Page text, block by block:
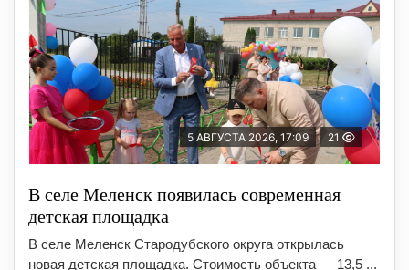
5 АВГУСТА 2026, 17:09 21
В селе Меленск появилась современная
детская площадка
В селе Меленск Стародубского округа открылась
новая детская площадка. Стоимость объекта — 13,5 ...